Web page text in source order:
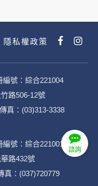
諮詢
隱私權政策
號：綜合221004
路506-12號
真：(03)313-3338
號：綜合221001
路432號
：(037)720779